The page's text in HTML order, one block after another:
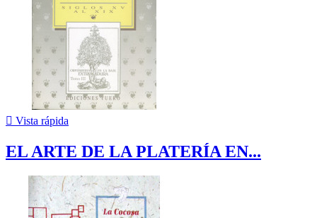
 Vista rápida
EL ARTE DE LA PLATERÍA EN...